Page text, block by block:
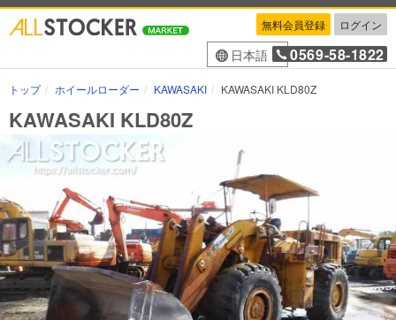
無料会員登録 ログイン
日本語 0569-58-1822
トップ ホイールローダー KAWASAKI KAWASAKI KLD80Z
KAWASAKI KLD80Z